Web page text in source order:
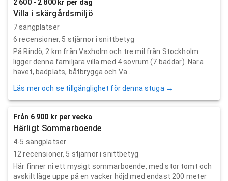
2 600 - 2 800 kr per dag
Villa i skärgårdsmiljö
7 sängplatser
6 recensioner, 5 stjärnor i snittbetyg
På Rindö, 2 km från Vaxholm och tre mil från Stockholm
ligger denna familjära villa med 4 sovrum (7 bäddar). Nära
havet, badplats, båtbrygga och Va...
Läs mer och se tillgänglighet för denna stuga →
Från 6 900 kr per vecka
Härligt Sommarboende
4-5 sängplatser
12 recensioner, 5 stjärnor i snittbetyg
Här finner ni ett mysigt sommarboende, med stor tomt och
avskilt läge uppe på en vacker höjd med endast 200 meter